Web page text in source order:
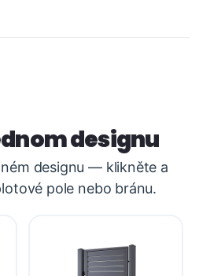
designu
designu — klikněte a
pole nebo bránu.